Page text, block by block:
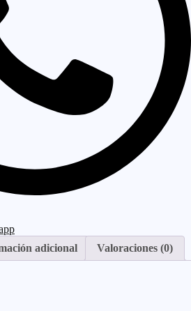
adicional Valoraciones (0)